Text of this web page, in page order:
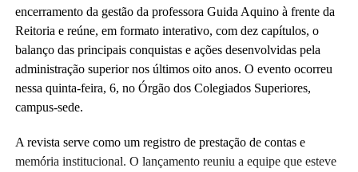
encerramento da gestão da professora Guida Aquino à frente da
Reitoria e reúne, em formato interativo, com dez capítulos, o
balanço das principais conquistas e ações desenvolvidas pela
administração superior nos últimos oito anos. O evento ocorreu
nessa quinta-feira, 6, no Órgão dos Colegiados Superiores,
campus-sede.
A revista serve como um registro de prestação de contas e
memória institucional. O lançamento reuniu a equipe que esteve